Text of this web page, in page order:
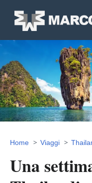
Home Viaggi
Una